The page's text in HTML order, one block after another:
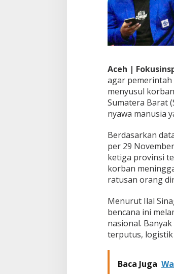
r
a
t
N
i
o
n
a
l
S
d
a
h
W
a
j
D
i
t
e
k
Aceh |
agar pemerintah
menyusul
Sumatera Barat
nyawa manusia
Berdasarkan
per 29
ketiga provinsi
korban
ratusan orang
Menurut Ilal
bencana ini
nasional.
terputus,
Baca Juga